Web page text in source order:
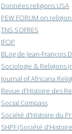
Données religions USA
PEW FORUM on
TNS SOFRES
IFOP
BLog de Jean-François
Sociologie & Religions
Journal of Africana
Revue d'Histoire des
Social Compass
Société d'Histoire du
SHPF (Société